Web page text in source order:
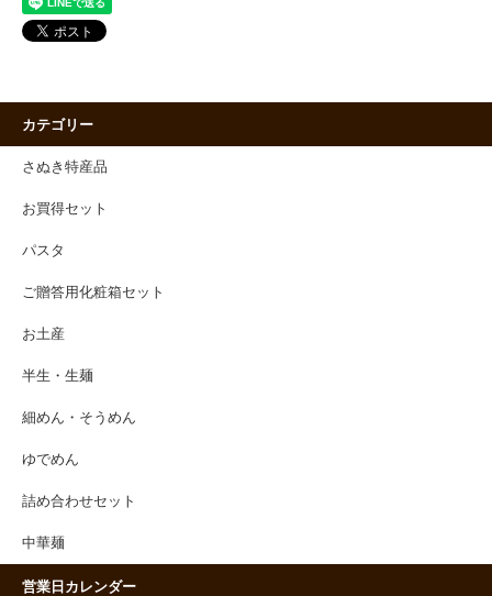
カテゴリー
さぬき特産品
お買得セット
パスタ
ご贈答用化粧箱セット
お土産
半生・生麺
細めん・そうめん
ゆでめん
詰め合わせセット
中華麺
営業日カレンダー